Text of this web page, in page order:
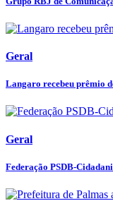
Geral
Langaro recebeu prêmio
Geral
Federação PSDB-